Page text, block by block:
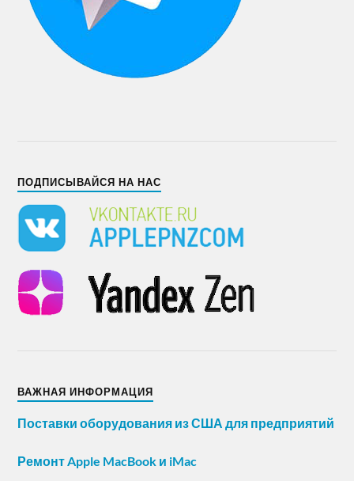
ПОДПИСЫВАЙСЯ НА НАС
ВАЖНАЯ ИНФОРМАЦИЯ
Поставки оборудования из США для предприятий
Ремонт Apple MacBook и iMac